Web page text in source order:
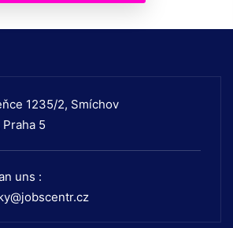
1235/2, Smíchov
Praha 5
uns :